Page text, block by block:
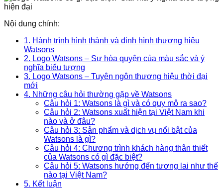
Nội dung chính:
1. Hành trình hình thành và định hình thương hiệu
Watsons
2. Logo Watsons – Sự hòa quyện của màu sắc và ý
nghĩa biểu tượng
3. Logo Watsons – Tuyên ngôn thương hiệu thời đại
mới
4. Những câu hỏi thường gặp về Watsons
Câu hỏi 1: Watsons là gì và có quy mô ra sao?
Câu hỏi 2: Watsons xuất hiện tại Việt Nam khi
nào và ở đâu?
Câu hỏi 3: Sản phẩm và dịch vụ nổi bật của
Watsons là gì?
Câu hỏi 4: Chương trình khách hàng thân thiết
của Watsons có gì đặc biệt?
Câu hỏi 5: Watsons hướng đến tương lai như thế
nào tại Việt Nam?
5. Kết luận